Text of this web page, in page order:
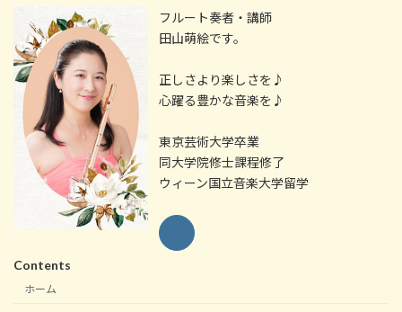
フルート奏者・講師
田山萌絵です。
正しさより楽しさを♪
心躍る豊かな音楽を♪
東京芸術大学卒業
同大学院修士課程修了
ウィーン国立音楽大学留学
Contents
ホーム